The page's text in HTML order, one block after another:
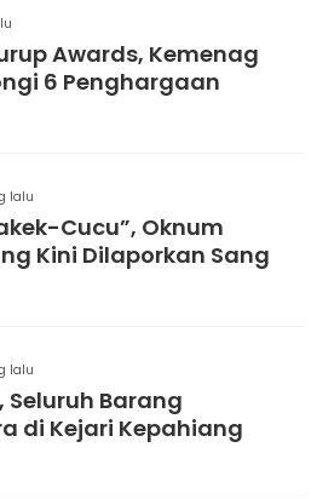
Awards, Kemenag
6 Penghargaan
lalu
Cucu”, Oknum
Kini Dilaporkan Sang
lalu
Seluruh Barang
di Kejari Kepahiang